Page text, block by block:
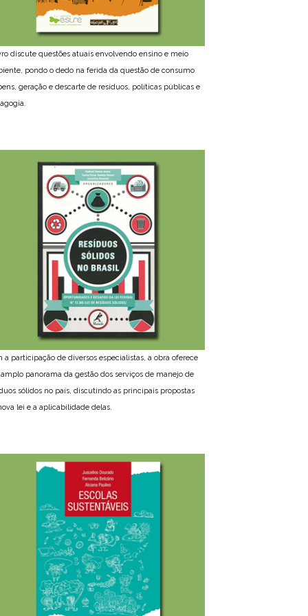
discute questões atuais envolvendo ensino e meio
pondo o dedo na ferida da questão de consumo
geração e descarte de resíduos, políticas públicas e
a participação de diversos especialistas, a obra oferece
panorama da gestão dos serviços de manejo de
sólidos no país, discutindo as principais propostas
lei e a aplicabilidade delas.